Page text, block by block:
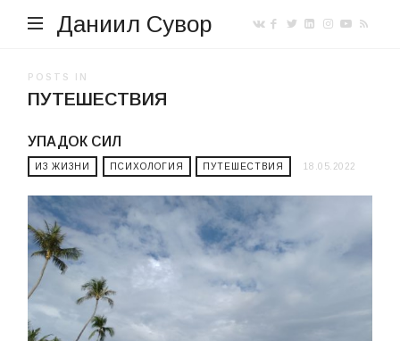
Даниил Сувор
POSTS IN
ПУТЕШЕСТВИЯ
УПАДОК СИЛ
ИЗ ЖИЗНИ ПСИХОЛОГИЯ ПУТЕШЕСТВИЯ 18.05.2022